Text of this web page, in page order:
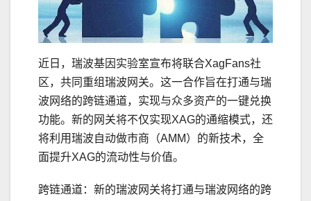
近日，瑞波基因实验室宣布将联合XagFans社
区，共同重组瑞波网关。这一合作旨在打通与瑞
波网络的跨链通道，实现与众多资产的一键兑换
功能。新的网关将不仅实现XAG的通缩模式，还
将利用瑞波自动做市商（AMM）的新技术，全
面提升XAG的流动性与价值。
跨链通道：新的瑞波网关将打通与瑞波网络的跨